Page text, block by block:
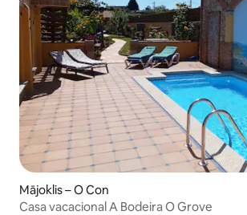
Mājoklis – O Con
Casa vacacional A Bodeira O Grove